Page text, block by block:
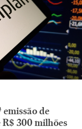
de
300 milhões